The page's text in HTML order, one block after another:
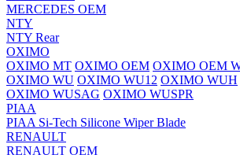
MERCEDES OEM
NTY
NTY Rear
OXIMO
OXIMO MT OXIMO OEM OXIMO OEM
OXIMO WU OXIMO WU12 OXIMO WUH
OXIMO WUSAG OXIMO WUSPR
PIAA
PIAA Si-Tech Silicone Wiper Blade
RENAULT
RENAULT OEM